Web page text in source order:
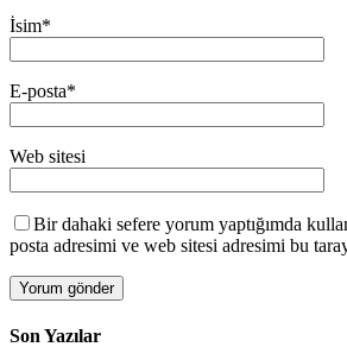
İsim*
E-posta*
Web sitesi
Bir dahaki sefere yorum yaptığımda
posta adresimi ve web sitesi adresimi bu
Son Yazılar